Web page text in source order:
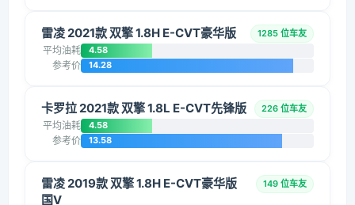
雷凌 2021款 双擎 1.8H E-CVT豪华版 1285 位车友
平均油耗 4.58
参考价 14.28
卡罗拉 2021款 双擎 1.8L E-CVT先锋版 226 位车友
平均油耗 4.58
参考价 13.58
雷凌 2019款 双擎 1.8H E-CVT豪华版
国V
149 位车友